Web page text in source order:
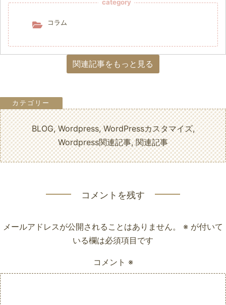
category
コラム
関連記事をもっと見る
BLOG,Wordpress,WordPressカスタマイズ,
Wordpress関連記事,関連記事
コメントを残す
メールアドレスが公開されることはありません。 ※ が付いて
いる欄は必須項目です
コメント ※